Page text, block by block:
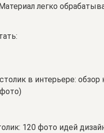
легко
в интерьере:
120 фото идей